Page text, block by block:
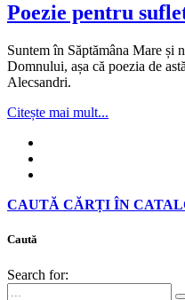
Poezie pentru
Suntem în Săptămâna Mare și
Domnului, așa că poezia de
Alecsandri.
Citește mai mult...
CAUTĂ CĂRȚI ÎN
Caută
Search for: